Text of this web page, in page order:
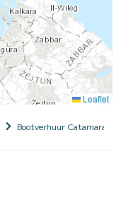
Leaflet
Bootverhuur Catamaran